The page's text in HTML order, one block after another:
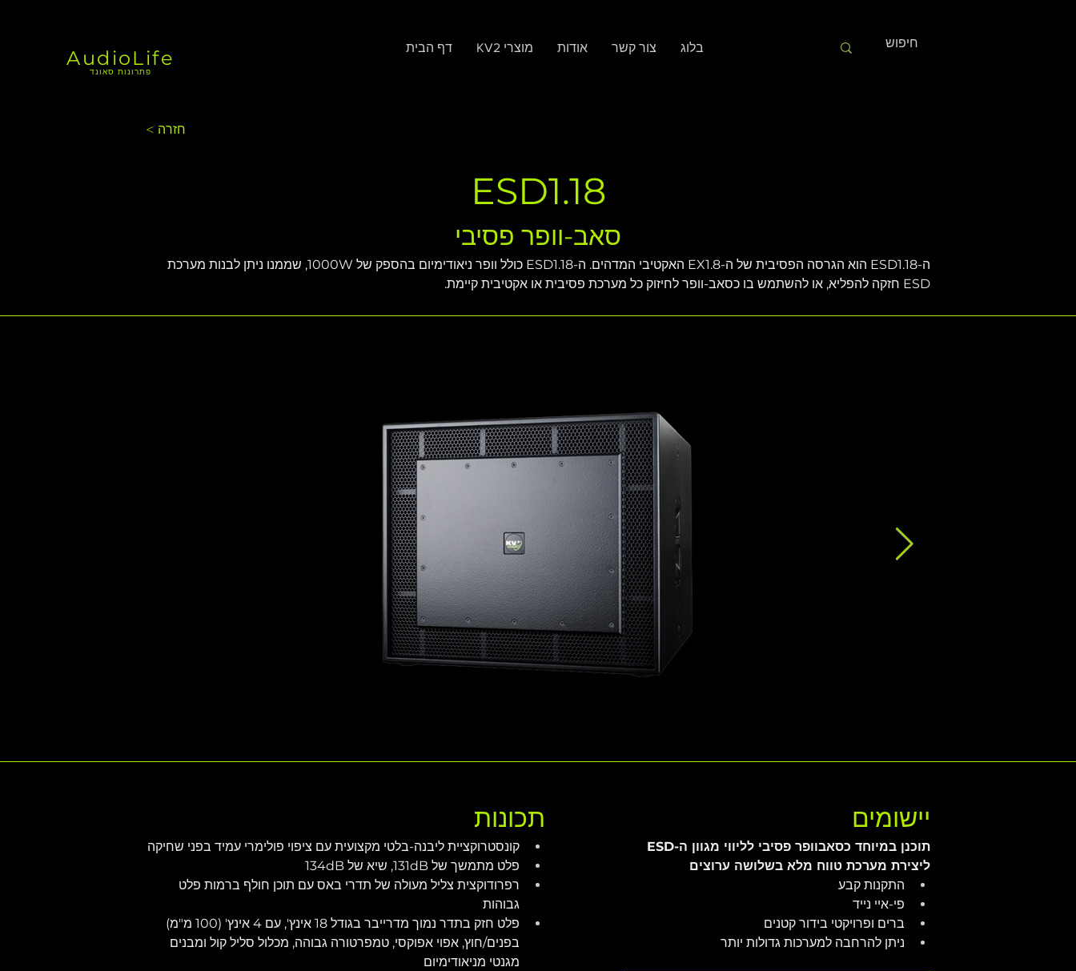
AudioLife
פתרונות סאונד
דף הבית KV2 מוצרי אודות צור קשר בלוג
< חזרה
ESD1.18
סאב-וופר פסיבי
ה-ESD1.18 הוא הגרסה הפסיבית של ה-EX1.8 האקטיבי המדהים. ה-ESD1.18 כולל וופר ניאודימיום בהספק של 1000W, שממנו ניתן לבנות מערכת
ESD חזקה להפליא, או להשתמש בו כסאב-וופר לחיזוק כל מערכת פסיבית או אקטיבית קיימת.
תכונות
קונסטרוקציית ליבנה-בלטי מקצועית עם ציפוי פולימרי עמיד בפני שחיקה
פלט מתמשך של 131dB, שיא של 134dB
רפרודוקצית צליל מעולה של תדרי באס עם תוכן חולף ברמות פלט
גבוהות
פלט חזק בתדר נמוך מדרייבר בגודל 18 אינץ', עם 4 אינץ' (100 מ"מ)
בפנים/חוץ, אפוי אפוקסי, טמפרטורה גבוהה, מכלול סליל קול ומבנים
מגנטי מניאודימיום
יישומים
ליצירת מערכת טווח מלא בשלושה ערוצים
התקנות קבע
פי-איי נייד
ברים ופרויקטי בידור קטנים
ניתן להרחבה למערכות גדולות יותר